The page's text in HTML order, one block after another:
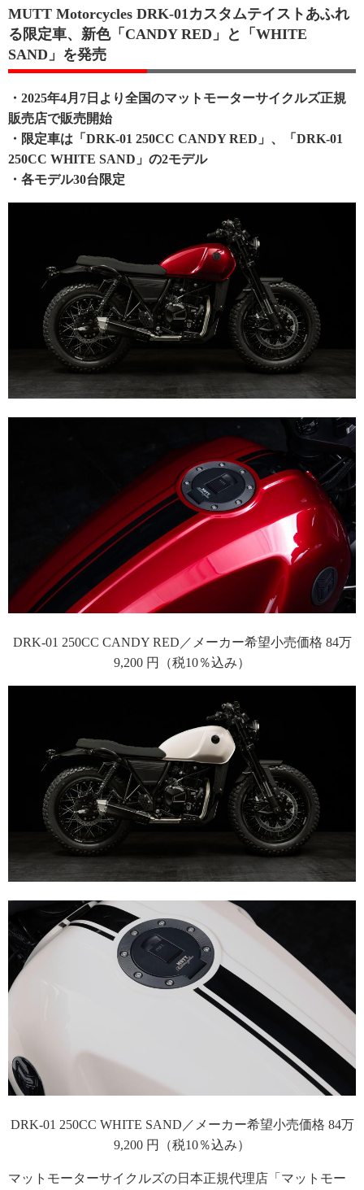
MUTT Motorcycles DRK-01カスタムテイストあふれ
る限定車、新色「CANDY RED」と「WHITE
SAND」を発売
・2025年4月7日より全国のマットモーターサイクルズ正規
販売店で販売開始
・限定車は「DRK-01 250CC CANDY RED」、「DRK-01
250CC WHITE SAND」の2モデル
・各モデル30台限定
DRK-01 250CC CANDY RED／メーカー希望小売価格 84万
9,200 円（税10％込み）
DRK-01 250CC WHITE SAND／メーカー希望小売価格 84万
9,200 円（税10％込み）
マットモーターサイクルズの日本正規代理店「マットモー